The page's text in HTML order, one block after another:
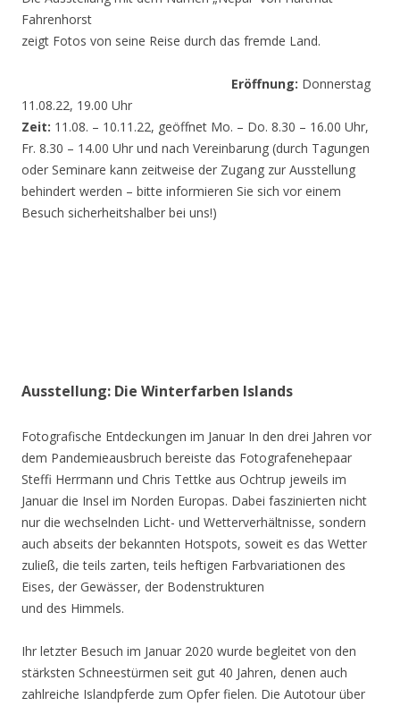
Fahrenhorst
zeigt Fotos von seine Reise durch das fremde Land.
Eröffnung: Donnerstag
11.08.22, 19.00 Uhr
Zeit: 11.08. – 10.11.22, geöffnet Mo. – Do. 8.30 – 16.00 Uhr,
Fr. 8.30 – 14.00 Uhr und nach Vereinbarung (durch Tagungen
oder Seminare kann zeitweise der Zugang zur Ausstellung
behindert werden – bitte informieren Sie sich vor einem
Besuch sicherheitshalber bei uns!)
Ausstellung: Die Winterfarben Islands
Fotografische Entdeckungen im Januar In den drei Jahren vor
dem Pandemieausbruch bereiste das Fotografenehepaar
Steffi Herrmann und Chris Tettke aus Ochtrup jeweils im
Januar die Insel im Norden Europas. Dabei faszinierten nicht
nur die wechselnden Licht- und Wetterverhältnisse, sondern
auch abseits der bekannten Hotspots, soweit es das Wetter
zuließ, die teils zarten, teils heftigen Farbvariationen des
Eises, der Gewässer, der Bodenstrukturen
und des Himmels.
Ihr letzter Besuch im Januar 2020 wurde begleitet von den
stärksten Schneestürmen seit gut 40 Jahren, denen auch
zahlreiche Islandpferde zum Opfer fielen. Die Autotour über